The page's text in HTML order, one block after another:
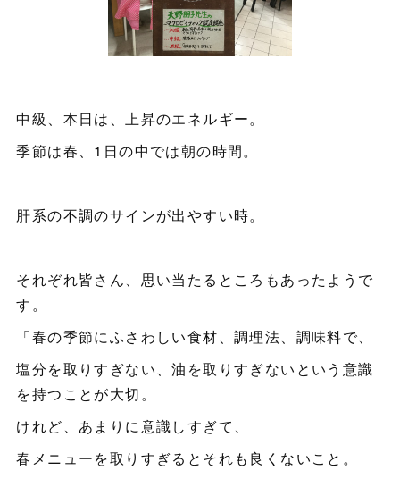
中級、本日は、上昇のエネルギー。
季節は春、1日の中では朝の時間。
肝系の不調のサインが出やすい時。
それぞれ皆さん、思い当たるところもあったようで
す。
「春の季節にふさわしい食材、調理法、調味料で、
塩分を取りすぎない、油を取りすぎないという意識
を持つことが大切。
けれど、あまりに意識しすぎて、
春メニューを取りすぎるとそれも良くないこと。